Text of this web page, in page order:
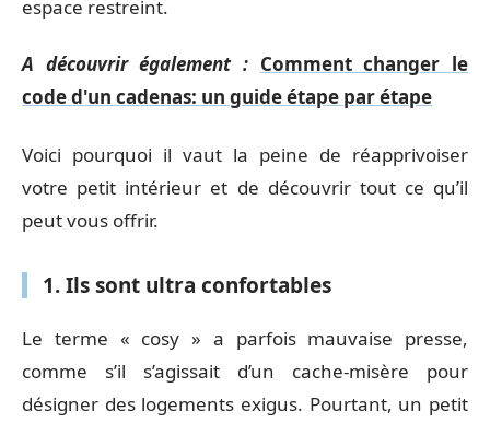
espace restreint.
A découvrir également : Comment changer le
code d'un cadenas: un guide étape par étape
Voici pourquoi il vaut la peine de réapprivoiser
votre petit intérieur et de découvrir tout ce qu’il
peut vous offrir.
1. Ils sont ultra confortables
Le terme « cosy » a parfois mauvaise presse,
comme s’il s’agissait d’un cache-misère pour
désigner des logements exigus. Pourtant, un petit